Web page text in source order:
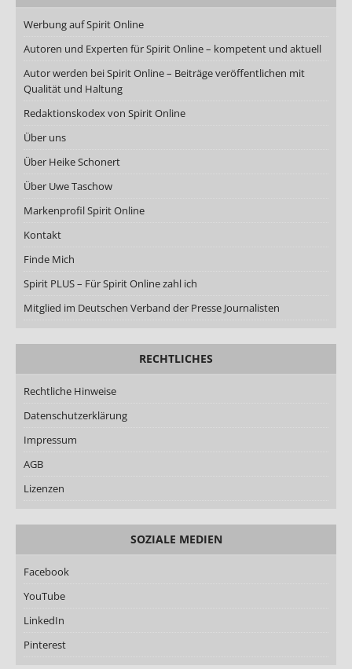
Werbung auf Spirit Online
Autoren und Experten für Spirit Online – kompetent und aktuell
Autor werden bei Spirit Online – Beiträge veröffentlichen mit
Qualität und Haltung
Redaktionskodex von Spirit Online
Über uns
Über Heike Schonert
Über Uwe Taschow
Markenprofil Spirit Online
Kontakt
Finde Mich
Spirit PLUS – Für Spirit Online zahl ich
Mitglied im Deutschen Verband der Presse Journalisten
RECHTLICHES
Rechtliche Hinweise
Datenschutzerklärung
Impressum
AGB
Lizenzen
SOZIALE MEDIEN
Facebook
YouTube
LinkedIn
Pinterest